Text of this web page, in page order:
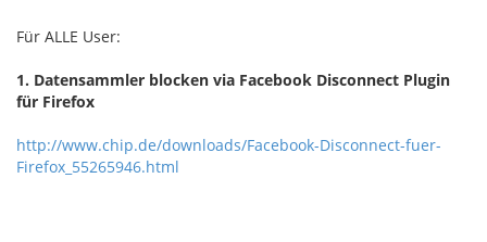
Für ALLE User:
1. Datensammler blocken via Facebook Disconnect Plugin
für Firefox
http://www.chip.de/downloads/Facebook-Disconnect-fuer-
Firefox_55265946.html